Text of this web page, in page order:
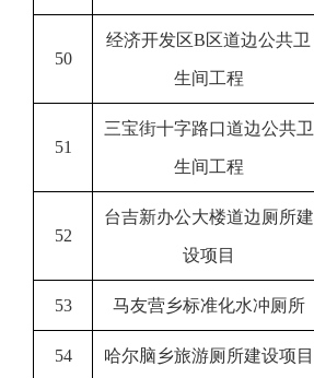
50
经济开发区B区道边公共卫
生间工程
51
三宝街十字路口道边公共卫
生间工程
52
台吉新办公大楼道边厕所建
设项目
53 马友营乡标准化水冲厕所
54 哈尔脑乡旅游厕所建设项目